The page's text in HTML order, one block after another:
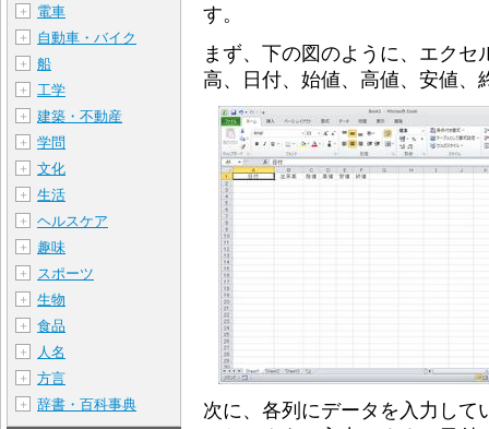
す。
まず、下の図のように、エク
高、日付、始値、高値、安値、
次に、各列にデータを入力して
＋ 電車
＋ 自動車・バイク
＋ 船
＋ 工学
＋ 建築・不動産
＋ 学問
＋ 文化
＋ 生活
＋ ヘルスケア
＋ 趣味
＋ スポーツ
＋ 生物
＋ 食品
＋ 人名
＋ 方言
＋ 辞書・百科事典